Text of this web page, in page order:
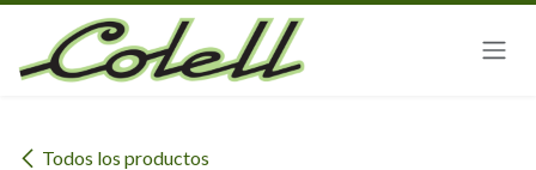
Ir al contenido
Todos los productos